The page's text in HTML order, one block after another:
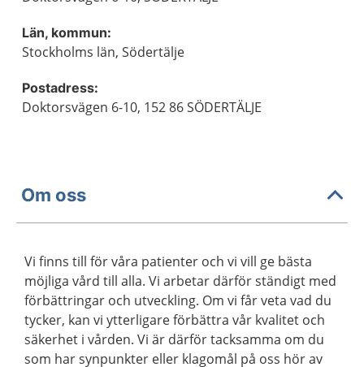
Län, kommun:
Stockholms län, Södertälje
Postadress:
Doktorsvägen 6-10, 152 86 SÖDERTÄLJE
Om oss
Vi finns till för våra patienter och vi vill ge bästa
möjliga vård till alla. Vi arbetar därför ständigt med
förbättringar och utveckling. Om vi får veta vad du
tycker, kan vi ytterligare förbättra vår kvalitet och
säkerhet i vården. Vi är därför tacksamma om du
som har synpunkter eller klagomål på oss hör av